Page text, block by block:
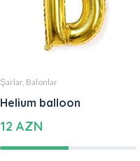
Şarlar, Balonlar
Helium balloon
12 AZN